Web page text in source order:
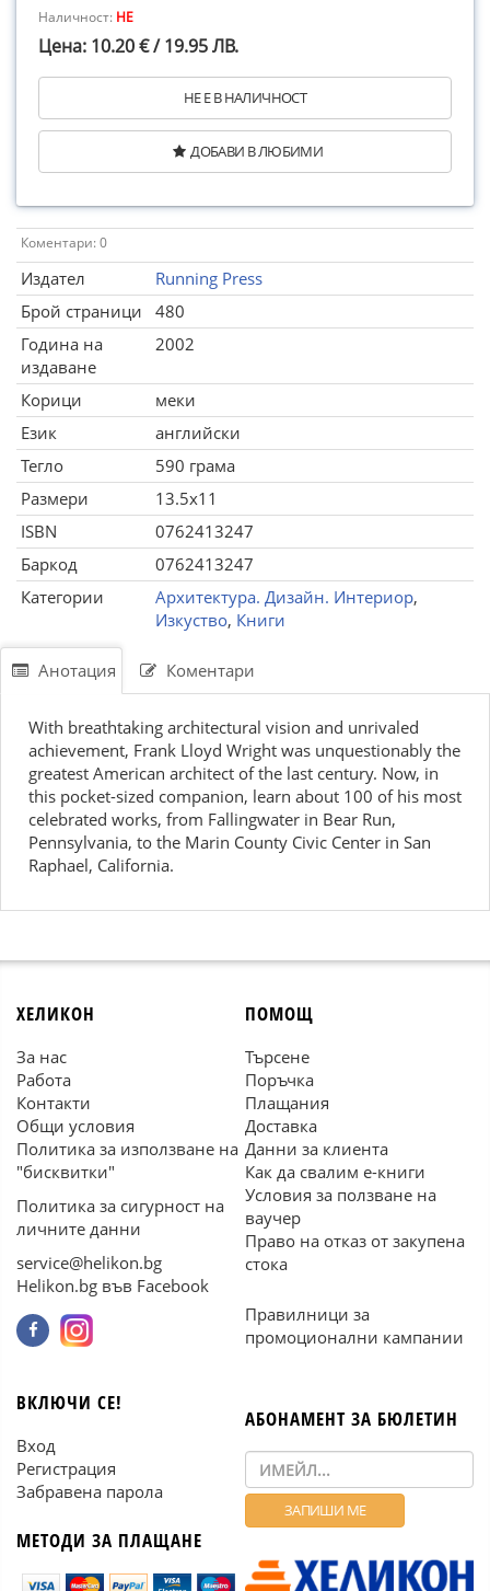
Наличност: НЕ
Цена: 10.20 € / 19.95 ЛВ.
НЕ Е В НАЛИЧНОСТ
ДОБАВИ В ЛЮБИМИ
Коментари: 0
Издател
Running Press
Брой страници
480
Година на
издаване
2002
Корици
меки
Език
английски
Тегло
590 грама
Размери
13.5x11
ISBN
0762413247
Баркод
0762413247
Категории
Архитектура. Дизайн. Интериор,
Изкуство, Книги
Анотация Коментари
With breathtaking architectural vision and unrivaled
achievement, Frank Lloyd Wright was unquestionably the
greatest American architect of the last century. Now, in
this pocket-sized companion, learn about 100 of his most
celebrated works, from Fallingwater in Bear Run,
Pennsylvania, to the Marin County Civic Center in San
Raphael, California.
ХЕЛИКОН
За нас
Работа
Контакти
Общи условия
Политика за използване на
"бисквитки"
Политика за сигурност на
личните данни
service@helikon.bg
Helikon.bg във Facebook
ПОМОЩ
Търсене
Поръчка
Плащания
Доставка
Данни за клиента
Как да свалим е-книги
Условия за ползване на
ваучер
Право на отказ от закупена
стока
Правилници за
промоционални кампании
ВКЛЮЧИ СЕ!
Вход
Регистрация
Забравена парола
МЕТОДИ ЗА ПЛАЩАНЕ
АБОНАМЕНТ ЗА БЮЛЕТИН